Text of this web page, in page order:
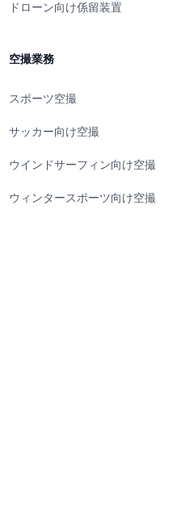
ドローン向け係留装置
空撮業務
スポーツ空撮
サッカー向け空撮
ウインドサーフィン向け空撮
ウィンタースポーツ向け空撮